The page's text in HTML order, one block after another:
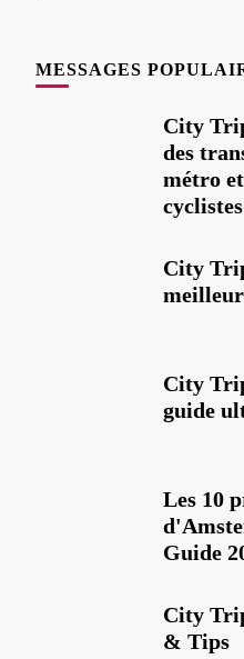
?
MESSAGES
City
des
métro
cyclistes
City
City
guide
Les 10
Guide
City
& Tips